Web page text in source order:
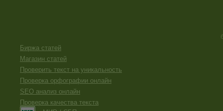
Биржа статей
Магазин статей
Проверить текст на уникальность
Проверка орфографии онлайн
SEO анализ онлайн
Проверка качества текста